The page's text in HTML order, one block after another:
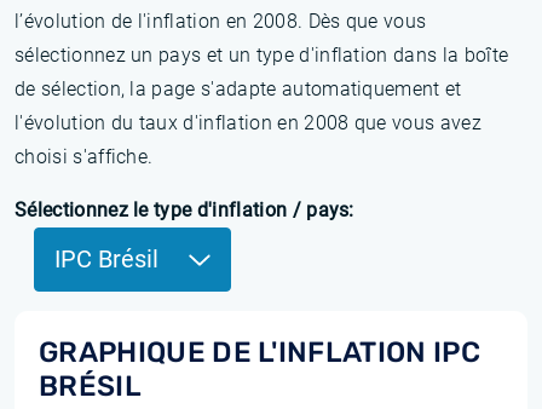
l’évolution de l'inflation en 2008. Dès que vous
sélectionnez un pays et un type d'inflation dans la boîte
de sélection, la page s'adapte automatiquement et
l'évolution du taux d'inflation en 2008 que vous avez
choisi s'affiche.
Sélectionnez le type d'inflation / pays:
IPC Brésil
GRAPHIQUE DE L'INFLATION IPC
BRÉSIL